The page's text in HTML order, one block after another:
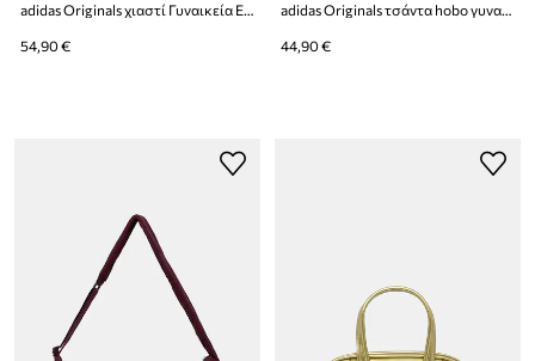
adidas Originals χιαστί Γυναικεία Everyday Icons
54,90 €
adidas Originals τσάντα hobo γυναικεία ντένιμ Adicolor
44,90 €